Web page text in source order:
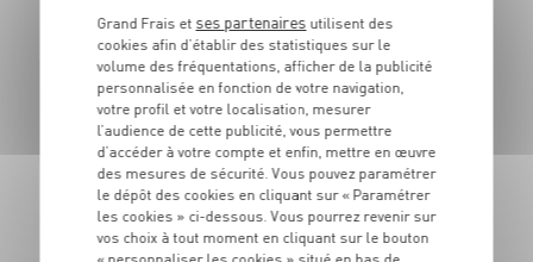
CDI Cagnes-sur-Mer (06)
Limonest (69760)
BOUCHERIE
BOUCHER H/F
Grand Frais et ses partenaires utilisent des
cookies afin d’établir des statistiques sur le
volume des fréquentations, afficher de la publicité
personnalisée en fonction de votre navigation,
votre profil et votre localisation, mesurer
l’audience de cette publicité, vous permettre
d’accéder à votre compte et enfin, mettre en œuvre
des mesures de sécurité. Vous pouvez paramétrer
le dépôt des cookies en cliquant sur « Paramétrer
les cookies » ci-dessous. Vous pourrez revenir sur
vos choix à tout moment en cliquant sur le bouton